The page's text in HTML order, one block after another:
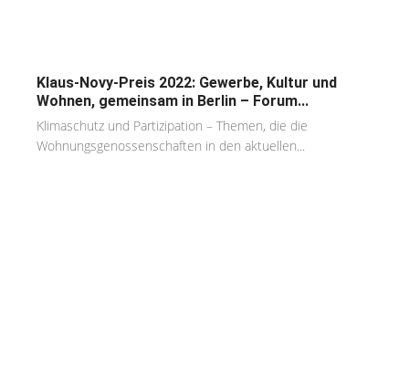
Klaus-Novy-Preis 2022: Gewerbe, Kultur und
Wohnen, gemeinsam in Berlin – Forum...
Klimaschutz und Partizipation – Themen, die die
Wohnungsgenossenschaften in den aktuellen...